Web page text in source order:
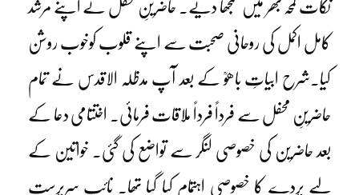
نکات لمحہ بھر میں سمجھا دیے۔ حاضرینِ محفل نے اپنے مرشد
کامل اکمل کی روحانی صحبت سے اپنے قلوب کوخوب روشن
کیا۔شرح ابیاتِ باھوؒ کے بعد آپ مدظلہ الاقدس نے تمام
حاضرینِ محفل سے فرداً فرداً ملاقات فرمائی۔ اختتامی دعا کے
بعد حاضرین کی خصوصی لنگر سے تواضع کی گئی۔ خواتین کے
لیے پردے کا خصوصی اہتمام کیا گیا تھا۔ نائب سرپرست